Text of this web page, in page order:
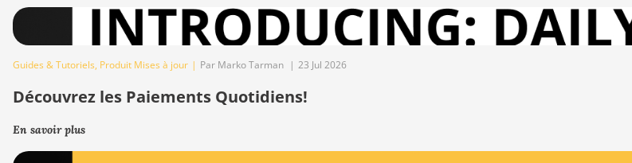
Guides & Tutoriels, Produit Mises à jour | Par Marko Tarman | 23 Jul 2026
Découvrez les Paiements Quotidiens!
En savoir plus